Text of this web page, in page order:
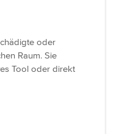
oder
Raum. Sie
Tool oder direkt